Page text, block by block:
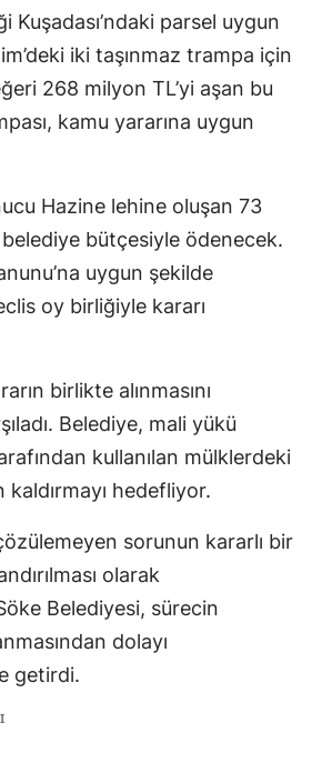
Kuşadası’ndaki parsel uygun
iki taşınmaz trampa için
268 milyon TL’yi aşan bu
kamu yararına uygun
Hazine lehine oluşan 73
bütçesiyle ödenecek.
uygun şekilde
oy birliğiyle kararı
birlikte alınmasını
Belediye, mali yükü
kullanılan mülklerdeki
hedefliyor.
sorunun kararlı bir
olarak
Belediyesi, sürecin
dolayı
getirdi.